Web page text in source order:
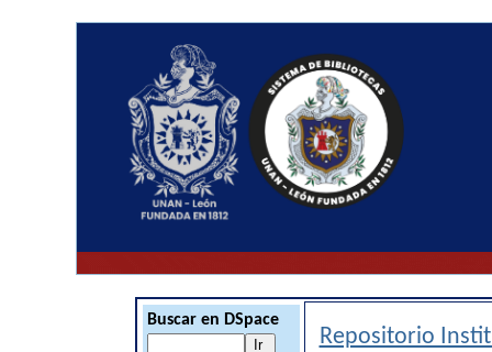
Buscar en DSpace
Repositorio